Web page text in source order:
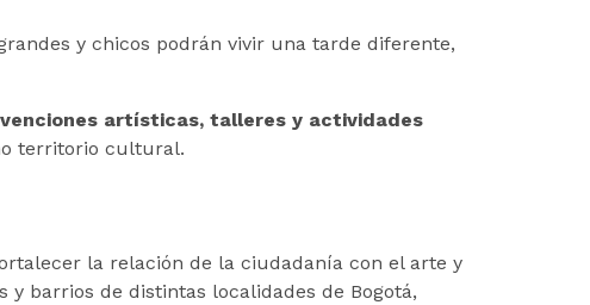
y chicos podrán vivir una tarde diferente,
artísticas, talleres y actividades
territorio cultural.
la relación de la ciudadanía con el arte y
barrios de distintas localidades de Bogotá,